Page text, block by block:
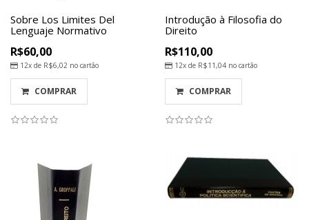
Sobre Los Limites Del
Lenguaje Normativo
R$60,00
12x de R$6,02 no cartão
COMPRAR
Introdução à Filosofia do
Direito
R$110,00
12x de R$11,04 no cartão
COMPRAR